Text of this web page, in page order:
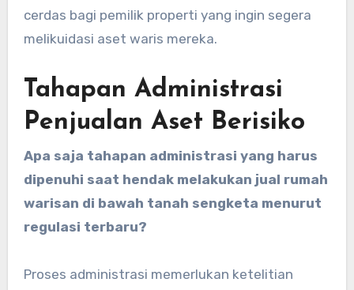
cerdas bagi pemilik properti yang ingin segera
melikuidasi aset waris mereka.
Tahapan Administrasi
Penjualan Aset Berisiko
Apa saja tahapan administrasi yang harus
dipenuhi saat hendak melakukan jual rumah
warisan di bawah tanah sengketa menurut
regulasi terbaru?
Proses administrasi memerlukan ketelitian